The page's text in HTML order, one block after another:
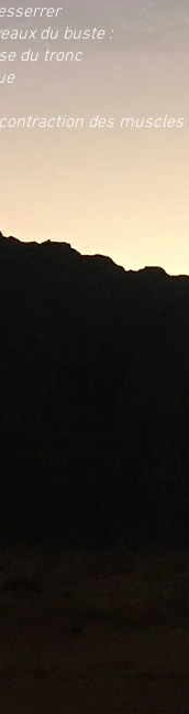
du buste :
du tronc
des